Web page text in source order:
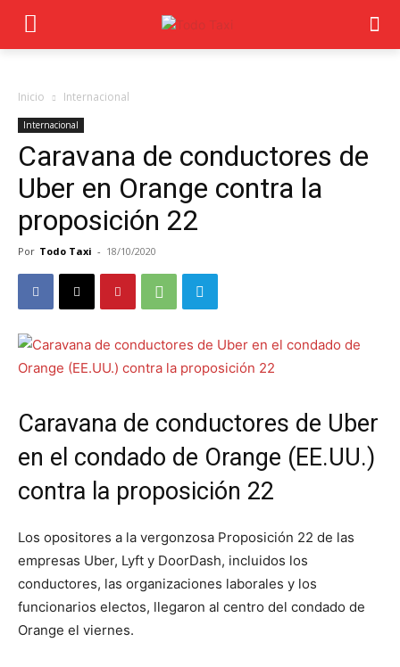
Inicio Internacional
Internacional
Caravana de conductores de
Uber en Orange contra la
proposición 22
Por Todo Taxi - 18/10/2020
Caravana de conductores de Uber
en el condado de Orange (EE.UU.)
contra la proposición 22
Los opositores a la vergonzosa Proposición 22 de las
empresas Uber, Lyft y DoorDash, incluidos los
conductores, las organizaciones laborales y los
funcionarios electos, llegaron al centro del condado de
Orange el viernes.